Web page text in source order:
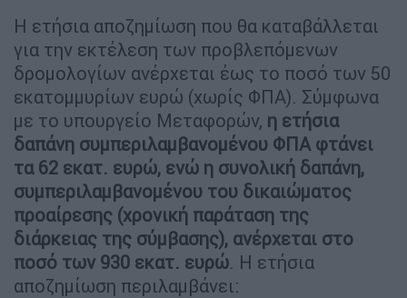
Η ετήσια αποζημίωση που θα καταβάλλεται
για την εκτέλεση των προβλεπόμενων
δρομολογίων ανέρχεται έως το ποσό των 50
εκατομμυρίων ευρώ (χωρίς ΦΠΑ). Σύμφωνα
με το υπουργείο Μεταφορών, η ετήσια
δαπάνη συμπεριλαμβανομένου ΦΠΑ φτάνει
τα 62 εκατ. ευρώ, ενώ η συνολική δαπάνη,
συμπεριλαμβανομένου του δικαιώματος
προαίρεσης (χρονική παράταση της
διάρκειας της σύμβασης), ανέρχεται στο
ποσό των 930 εκατ. ευρώ. Η ετήσια
αποζημίωση περιλαμβάνει: